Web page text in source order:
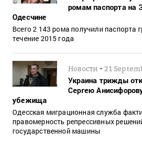
ромам паспорта на
Одесчине
Всего 2 143 рома получили паспорта
течение 2015 года
Новости -21
Украина трижды
Сергею
убежища
Одесская миграционная служба
правомерность репрессивных
государственной машины